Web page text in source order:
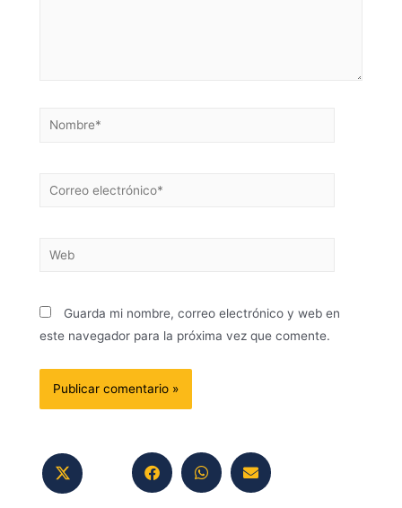
Guarda mi nombre, correo electrónico y web en
este navegador para la próxima vez que comente.